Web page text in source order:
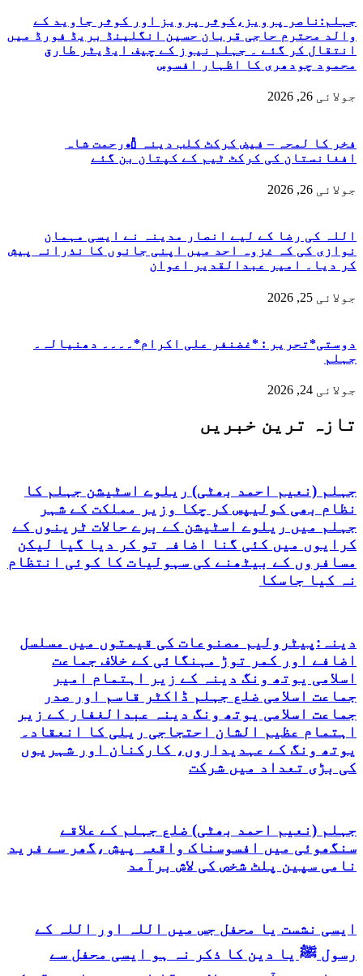
جہلم:ناصر پرویز،کوثر پرویز اور کوثر جاوید کے
والد محترم حاجی قربان حسین انگلینڈ بریڈ فورڈ میں
انتقال کر گئے ۔ جہلم نیوز کے چیف ایڈیٹر طارق
محمود چودھری کا اظہار افسوس
جولائی 26, 2026
فخر کا لمحہ – فیض کرکٹ کلب دینہ 🏏رحمت شاہ
افغانستان کی کرکٹ ٹیم کے کپتان بن گئے
جولائی 26, 2026
اللہ کی رضا کے لیے انصار مدینہ نے ایسی مہمان
نوازی کی کہ غزوہ احد میں اپنی جانوں کا نذرانہ پیش
کر دیا۔ امیر عبدالقدیر اعوان
جولائی 25, 2026
دوستی*تحریر : *غضنفر علی اکرام*۔۔۔۔ دھنیالہ۔
جہلم
جولائی 24, 2026
تازہ ترین خبریں
جہلم (نعیم احمد بھٹی) ریلوے اسٹیشن جہلم کا
نظام بھی کولیپس کر چکا وزیر مملکت کے شہر
جہلم میں ریلوے اسٹیشن کے برے حالات ٹرینوں کے
کرایوں میں کئی گنا اضافہ تو کر دیا گیا لیکن
مسافروں کے بیٹھنے کی سہولیات کا کوئی انتظام
نہ کیا جاسکا
دینہ:پیٹرولیم مصنوعات کی قیمتوں میں مسلسل
اضافے اور کمر توڑ مہنگائی کے خلاف جماعت
اسلامی یوتھ ونگ دینہ کے زیر اہتمام امیر
جماعت اسلامی ضلع جہلم ڈاکٹر قاسم اور صدر
جماعت اسلامی یوتھ ونگ دینہ عبدالغفار کے زیر
اہتمام عظیم الشان احتجاجی ریلی کا انعقاد۔
یوتھ ونگ کے عہدیداروں، کارکنان اور شہریوں
کی بڑی تعداد میں شرکت
جہلم (نعیم احمد بھٹی) ضلع جہلم کے علاقے
سنگھوئی میں افسوسناک واقعہ پیش ،گھر سے فرید
نامی سپین پلٹ شخص کی لاش برآمد
ایسی نشست یا محفل جس میں اللہ اور اللہ کے
رسول ﷺ یا دین کا ذکر نہ ہو ایسی محفل سے